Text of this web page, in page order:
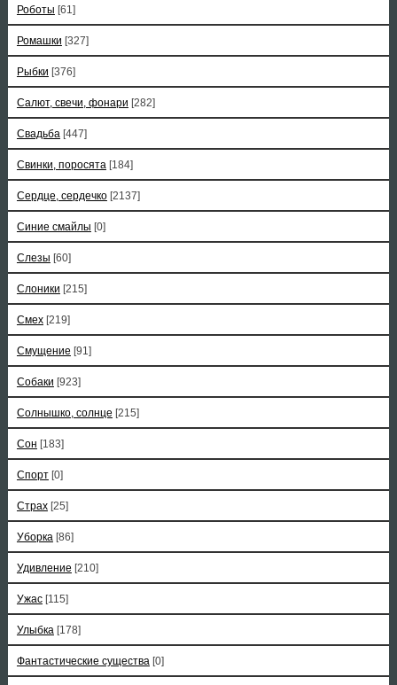
Роботы [61]
Ромашки [327]
Рыбки [376]
Салют, свечи, фонари [282]
Свадьба [447]
Свинки, поросята [184]
Сердце, сердечко [2137]
Синие смайлы [0]
Слезы [60]
Слоники [215]
Смех [219]
Смущение [91]
Собаки [923]
Солнышко, солнце [215]
Сон [183]
Спорт [0]
Страх [25]
Уборка [86]
Удивление [210]
Ужас [115]
Улыбка [178]
Фантастические существа [0]